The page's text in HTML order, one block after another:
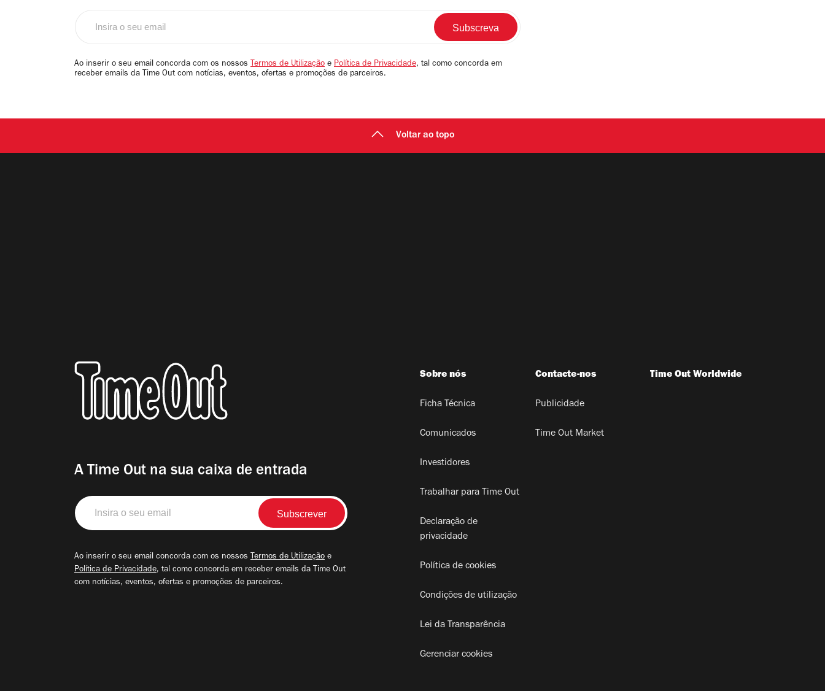
email
Ao inserir o seu email concorda com os nossos Termos de Utilização e Política de Privacidade, tal como concorda em
receber emails da Time Out com notícias, eventos, ofertas e promoções de parceiros.
Voltar ao topo
A Time Out na sua caixa de entrada
Insira
o
seu
Ao inserir o seu email concorda com os nossos Termos de Utilização e
Política de Privacidade, tal como concorda em receber emails da Time Out
com notícias, eventos, ofertas e promoções de parceiros.
Sobre nós
Ficha Técnica
Comunicados
Investidores
Trabalhar para Time Out
Declaração de
privacidade
Política de cookies
Condições de utilização
Lei da Transparência
Gerenciar cookies
Contacte-nos
Publicidade
Time Out Market
Time Out Worldwide